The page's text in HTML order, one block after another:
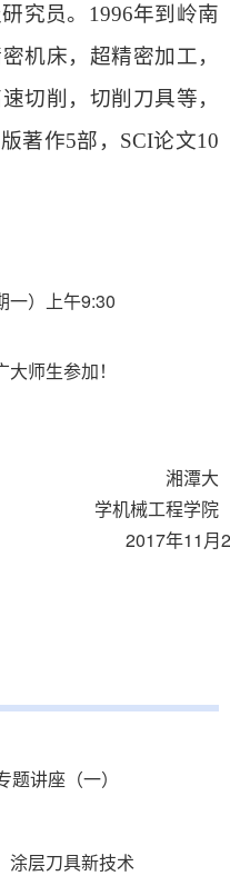
究员。 1996年到岭南
机床，超精密加工，
切削，切削刀具等，
著作5部， SCI论文10
一）上午9:30
大师生参加！
湘潭大
学机械工程学院
2017年11 月
题讲座（一）
涂层刀具新技术